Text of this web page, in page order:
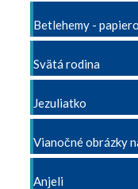
Betlehemy -
Svätá rodina
Jezuliatko
Vianočné obrázky
Anjeli